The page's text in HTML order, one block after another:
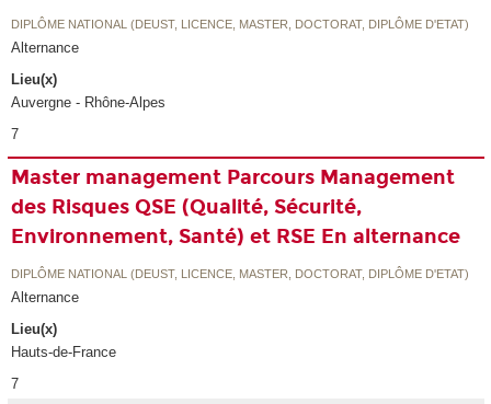
DIPLÔME NATIONAL (DEUST, LICENCE, MASTER, DOCTORAT, DIPLÔME D'ETAT)
Alternance
Lieu(x)
Auvergne - Rhône-Alpes
7
Master management Parcours Management
des Risques QSE (Qualité, Sécurité,
Environnement, Santé) et RSE En alternance
DIPLÔME NATIONAL (DEUST, LICENCE, MASTER, DOCTORAT, DIPLÔME D'ETAT)
Alternance
Lieu(x)
Hauts-de-France
7